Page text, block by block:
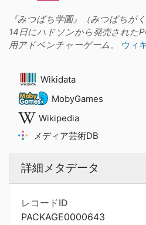
『みつばち学園』（みつばちが
14日にハドソンから発売された
用アドベンチャーゲーム。
ウィ
Wikidata
MobyGames
Wikipedia
メディア芸術DB
詳細メタデータ
レコードID
PACKAGE0000643